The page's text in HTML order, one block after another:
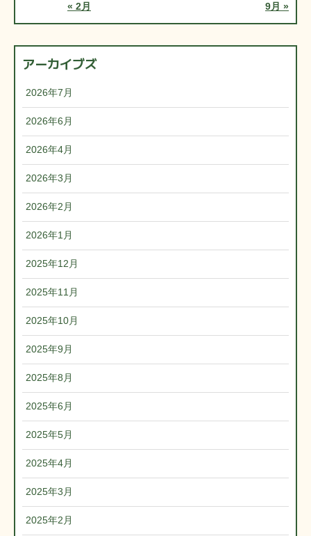
« 2月 9月 »
アーカイブズ
2026年7月
2026年6月
2026年4月
2026年3月
2026年2月
2026年1月
2025年12月
2025年11月
2025年10月
2025年9月
2025年8月
2025年6月
2025年5月
2025年4月
2025年3月
2025年2月